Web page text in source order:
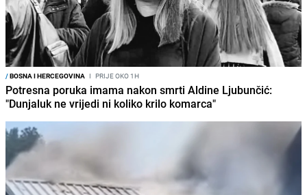
/BOSNA I HERCEGOVINA I PRIJE OKO 1H
Potresna poruka imama nakon smrti Aldine Ljubunčić:
"Dunjaluk ne vrijedi ni koliko krilo komarca"